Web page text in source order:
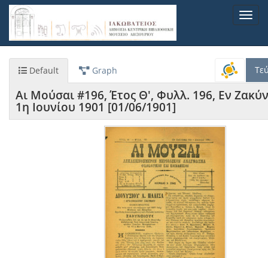
Παράκαμψη
προς
κυρίως
Default Graph
Αι Μούσαι #196, Έτος Θ', Φυλλ. 196, Εν
1η Ιουνίου 1901 [01/06/1901]